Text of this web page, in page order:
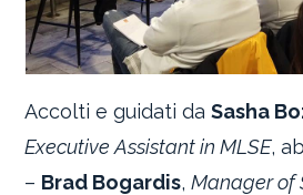
Accolti e guidati daSasha
Executive Assistant in MLSE,
– Brad Bogardis,Manager of